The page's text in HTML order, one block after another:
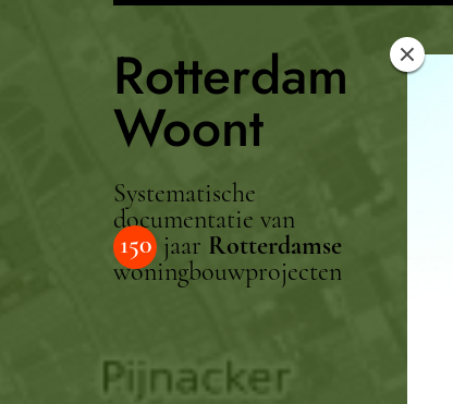
Rotterdam
Woont
Systematische
documentatie van
150 jaar Rotterdamse
woningbouwprojecten